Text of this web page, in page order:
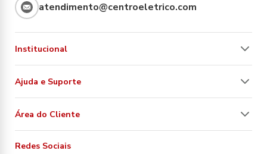
atendimento@centroeletrico.com
Institucional
Ajuda e Suporte
Área do Cliente
Redes Sociais